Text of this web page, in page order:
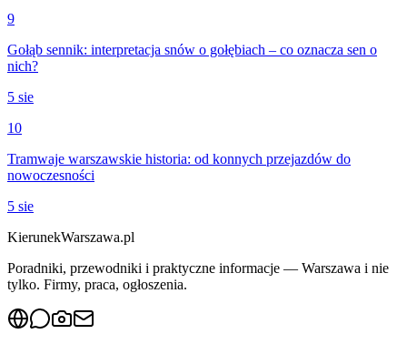
9
Gołąb sennik: interpretacja snów o gołębiach – co oznacza sen o
nich?
5 sie
10
Tramwaje warszawskie historia: od konnych przejazdów do
nowoczesności
5 sie
KierunekWarszawa.pl
Poradniki, przewodniki i praktyczne informacje — Warszawa i nie
tylko. Firmy, praca, ogłoszenia.